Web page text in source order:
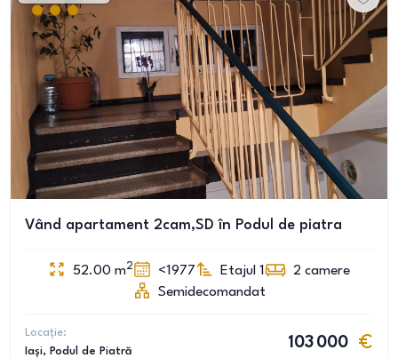
Vând apartament 2cam,SD în Podul de piatra
52.00 m2 <1977 Etajul 1 2 camere
Semidecomandat
Locație:
Iași, Podul de Piatră
103 000